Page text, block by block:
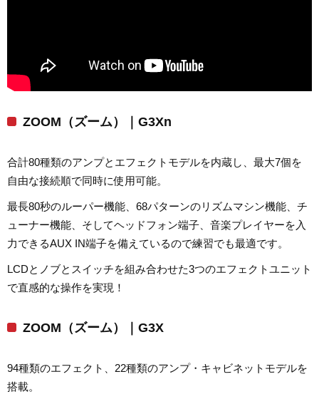
ZOOM（ズーム）｜G3Xn
合計80種類のアンプとエフェクトモデルを内蔵し、最大7個を
自由な接続順で同時に使用可能。
最長80秒のルーパー機能、68パターンのリズムマシン機能、チ
ューナー機能、そしてヘッドフォン端子、音楽プレイヤーを入
力できるAUX IN端子を備えているので練習でも最適です。
LCDとノブとスイッチを組み合わせた3つのエフェクトユニット
で直感的な操作を実現！
ZOOM（ズーム）｜G3X
94種類のエフェクト、22種類のアンプ・キャビネットモデルを
搭載。